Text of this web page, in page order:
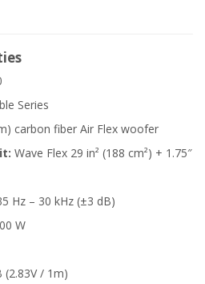
Series
carbon fiber Air Flex woofer
Wave Flex 29 in² (188 cm²) + 1.75″
Hz – 30 kHz (±3 dB)
W
(2.83V / 1m)